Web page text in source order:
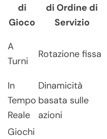
di
Gioco
di Ordine di
Servizio
A
Turni
Rotazione fissa
In
Tempo
Reale
Dinamicità
basata sulle
azioni
Giochi